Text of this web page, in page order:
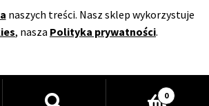
naszych treści. Nasz sklep wykorzystuje
, nasza Polityka prywatności.
0